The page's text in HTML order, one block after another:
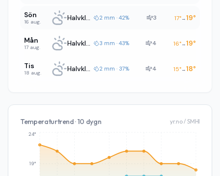
Sön
16 aug. Halvklart 2 mm · 42% 3 17°→19°
Mån
17 aug. Halvklart 3 mm · 43% 4 16°→19°
Tis
18 aug. Halvklart 2 mm · 37% 4 15°→18°
Temperaturtrend · 10 dygn yr.no / SMHI
19°
24°